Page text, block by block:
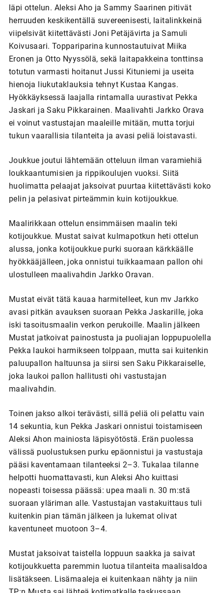
läpi ottelun. Aleksi Aho ja Sammy Saarinen pitivät
herruuden keskikentällä suvereenisesti, laitalinkkeinä
viipelsivät kiitettävästi Joni Petäjävirta ja Samuli
Koivusaari. Toppariparina kunnostautuivat Miika
Eronen ja Otto Nyyssölä, sekä laitapakkeina tonttinsa
totutun varmasti hoitanut Jussi Kituniemi ja useita
hienoja liukutaklauksia tehnyt Kustaa Kangas.
Hyökkäyksessä laajalla rintamalla uurastivat Pekka
Jaskari ja Saku Pikkarainen. Maalivahti Jarkko Orava
ei voinut vastustajan maaleille mitään, mutta torjui
tukun vaarallisia tilanteita ja avasi peliä loistavasti.
Joukkue joutui lähtemään otteluun ilman varamiehiä
loukkaantumisien ja rippikoulujen vuoksi. Siitä
huolimatta pelaajat jaksoivat puurtaa kiitettävästi koko
pelin ja pelasivat pirteämmin kuin kotijoukkue.
Maalirikkaan ottelun ensimmäisen maalin teki
kotijoukkue. Mustat saivat kulmapotkun heti ottelun
alussa, jonka kotijoukkue purki suoraan kärkkäälle
hyökkääjälleen, joka onnistui tuikkaamaan pallon ohi
ulostulleen maalivahdin Jarkko Oravan.
Mustat eivät tätä kauaa harmitelleet, kun mv Jarkko
avasi pitkän avauksen suoraan Pekka Jaskarille, joka
iski tasoitusmaalin verkon perukoille. Maalin jälkeen
Mustat jatkoivat painostusta ja puoliajan loppupuolella
Pekka laukoi harmikseen tolppaan, mutta sai kuitenkin
paluupallon haltuunsa ja siirsi sen Saku Pikkaraiselle,
joka laukoi pallon hallitusti ohi vastustajan
maalivahdin.
Toinen jakso alkoi terävästi, sillä peliä oli pelattu vain
14 sekuntia, kun Pekka Jaskari onnistui toistamiseen
Aleksi Ahon mainiosta läpisyötöstä. Erän puolessa
välissä puolustuksen purku epäonnistui ja vastustaja
pääsi kaventamaan tilanteeksi 2–3. Tukalaa tilanne
helpotti huomattavasti, kun Aleksi Aho kuittasi
nopeasti toisessa päässä: upea maali n. 30 m:stä
suoraan yläriman alle. Vastustajan vastakuittaus tuli
kuitenkin pian tämän jälkeen ja lukemat olivat
kaventuneet muotoon 3–4.
Mustat jaksoivat taistella loppuun saakka ja saivat
kotijoukkuetta paremmin luotua tilanteita maalisaldoa
lisätäkseen. Lisämaaleja ei kuitenkaan nähty ja niin